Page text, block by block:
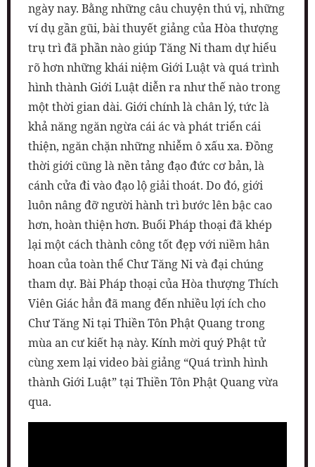
ngày nay. Bằng những câu chuyện thú vị, những
ví dụ gần gũi, bài thuyết giảng của Hòa thượng
trụ trì đã phần nào giúp Tăng Ni tham dự hiểu
rõ hơn những khái niệm Giới Luật và quá trình
hình thành Giới Luật diễn ra như thế nào trong
một thời gian dài. Giới chính là chân lý, tức là
khả năng ngăn ngừa cái ác và phát triển cái
thiện, ngăn chặn những nhiễm ô xấu xa. Đồng
thời giới cũng là nền tảng đạo đức cơ bản, là
cánh cửa đi vào đạo lộ giải thoát. Do đó, giới
luôn nâng đỡ người hành trì bước lên bậc cao
hơn, hoàn thiện hơn. Buổi Pháp thoại đã khép
lại một cách thành công tốt đẹp với niềm hân
hoan của toàn thể Chư Tăng Ni và đại chúng
tham dự. Bài Pháp thoại của Hòa thượng Thích
Viên Giác hẳn đã mang đến nhiều lợi ích cho
Chư Tăng Ni tại Thiền Tôn Phật Quang trong
mùa an cư kiết hạ này. Kính mời quý Phật tử
cùng xem lại video bài giảng “Quá trình hình
thành Giới Luật” tại Thiền Tôn Phật Quang vừa
qua.